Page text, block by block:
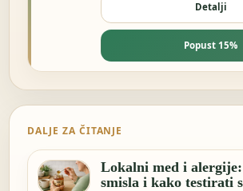
Detalji
Popust 15%
DALJE ZA ČITANJE
Lokalni med i
smisla i kako testirati